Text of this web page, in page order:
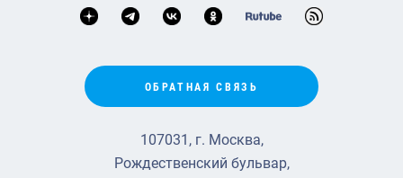
ОБРАТНАЯ СВЯЗЬ
107031, г. Москва,
Рождественский бульвар,